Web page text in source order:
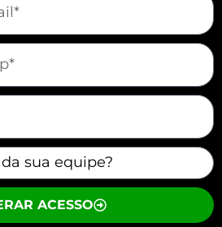
Inclua sua proposta de
direta e cativante.
que o público
e atender melhor juntos?
ACESSO